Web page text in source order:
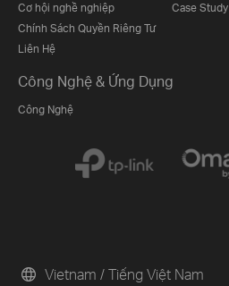
Cơ hội nghề nghiệp
Chính Sách Quyền Riêng Tư
Liên Hệ
Case Study
Công Nghệ & Ứng Dụng
Công Nghệ
Vietnam / Tiếng Việt Nam